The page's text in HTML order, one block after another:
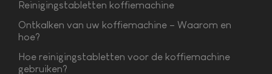
Reinigingstabletten koffiemachine
Ontkalken van uw koffiemachine – Waarom en
hoe?
Hoe reinigingstabletten voor de koffiemachine
gebruiken?